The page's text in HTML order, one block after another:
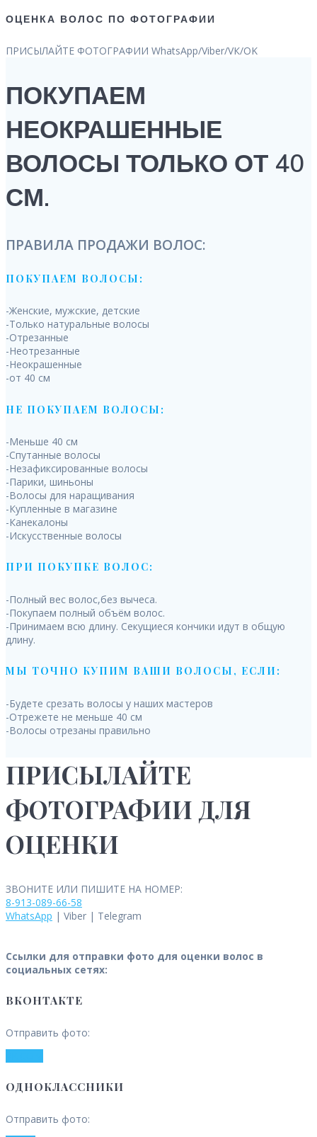
ОЦЕНКА ВОЛОС ПО ФОТОГРАФИИ
ПРИСЫЛАЙТЕ ФОТОГРАФИИ WhatsApp/Viber/VК/OK
ПОКУПАЕМ
НЕОКРАШЕННЫЕ
ВОЛОСЫ ТОЛЬКО ОТ 40
СМ.
ПРАВИЛА ПРОДАЖИ ВОЛОС:
ПОКУПАЕМ ВОЛОСЫ:
-Женские, мужские, детские
-Только натуральные волосы
-Отрезанные
-Неотрезанные
-Неокрашенные
-от 40 см
НЕ ПОКУПАЕМ ВОЛОСЫ:
-Меньше 40 см
-Спутанные волосы
-Незафиксированные волосы
-Парики, шиньоны
-Волосы для наращивания
-Купленные в магазине
-Канекалоны
-Искусственные волосы
ПРИ ПОКУПКЕ ВОЛОС:
-Полный вес волос,без вычеса.
-Покупаем полный объём волос.
-Принимаем всю длину. Секущиеся кончики идут в общую
длину.
МЫ ТОЧНО КУПИМ ВАШИ ВОЛОСЫ, ЕСЛИ:
-Будете срезать волосы у наших мастеров
-Отрежете не меньше 40 см
-Волосы отрезаны правильно
ПРИСЫЛАЙТЕ
ФОТОГРАФИИ ДЛЯ
ОЦЕНКИ
ЗВОНИТЕ ИЛИ ПИШИТЕ НА НОМЕР:
8-913-089-66-58
WhatsApp | Viber | Telegram
Ссылки для отправки фото для оценки волос в
социальных сетях:
ВКОНТАКТЕ
Отправить фото:
ОДНОКЛАССНИКИ
Отправить фото: